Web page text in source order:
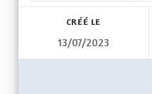
CRÉÉ LE
13/07/2023